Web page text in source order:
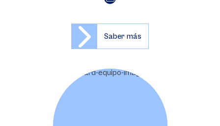
Saber más